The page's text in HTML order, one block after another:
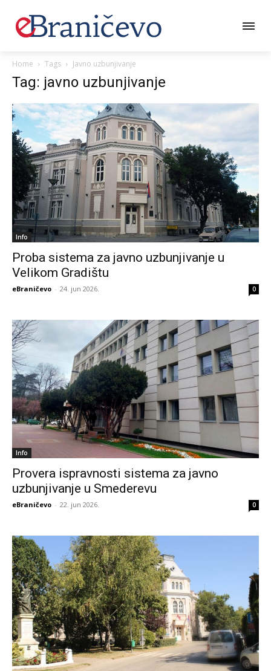
Home Tags Javno uzbunjivanje
Tag: javno uzbunjivanje
Info
Proba sistema za javno uzbunjivanje u
Velikom Gradištu
eBraničevo - 24. jun 2026. 0
Info
Provera ispravnosti sistema za javno
uzbunjivanje u Smederevu
eBraničevo - 22. jun 2026. 0